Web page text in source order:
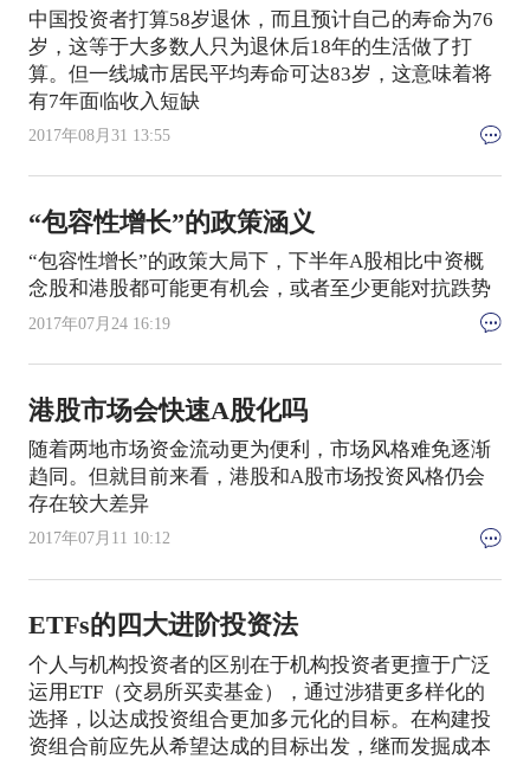
中国投资者打算58岁退休，而且预计自己的寿命为76
岁，这等于大多数人只为退休后18年的生活做了打
算。但一线城市居民平均寿命可达83岁，这意味着将
有7年面临收入短缺
2017年08月31 13:55
“包容性增长”的政策涵义
“包容性增长”的政策大局下，下半年A股相比中资概
念股和港股都可能更有机会，或者至少更能对抗跌势
2017年07月24 16:19
港股市场会快速A股化吗
随着两地市场资金流动更为便利，市场风格难免逐渐
趋同。但就目前来看，港股和A股市场投资风格仍会
存在较大差异
2017年07月11 10:12
ETFs的四大进阶投资法
个人与机构投资者的区别在于机构投资者更擅于广泛
运用ETF（交易所买卖基金），通过涉猎更多样化的
选择，以达成投资组合更加多元化的目标。在构建投
资组合前应先从希望达成的目标出发，继而发掘成本